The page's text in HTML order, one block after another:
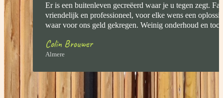
Er is een buitenleven gecreëerd waar je u tegen zegt.
vriendelijk en professioneel, voor elke wens een
waar voor ons geld gekregen. Weinig onderhoud en
Colin Brouwer
Almere